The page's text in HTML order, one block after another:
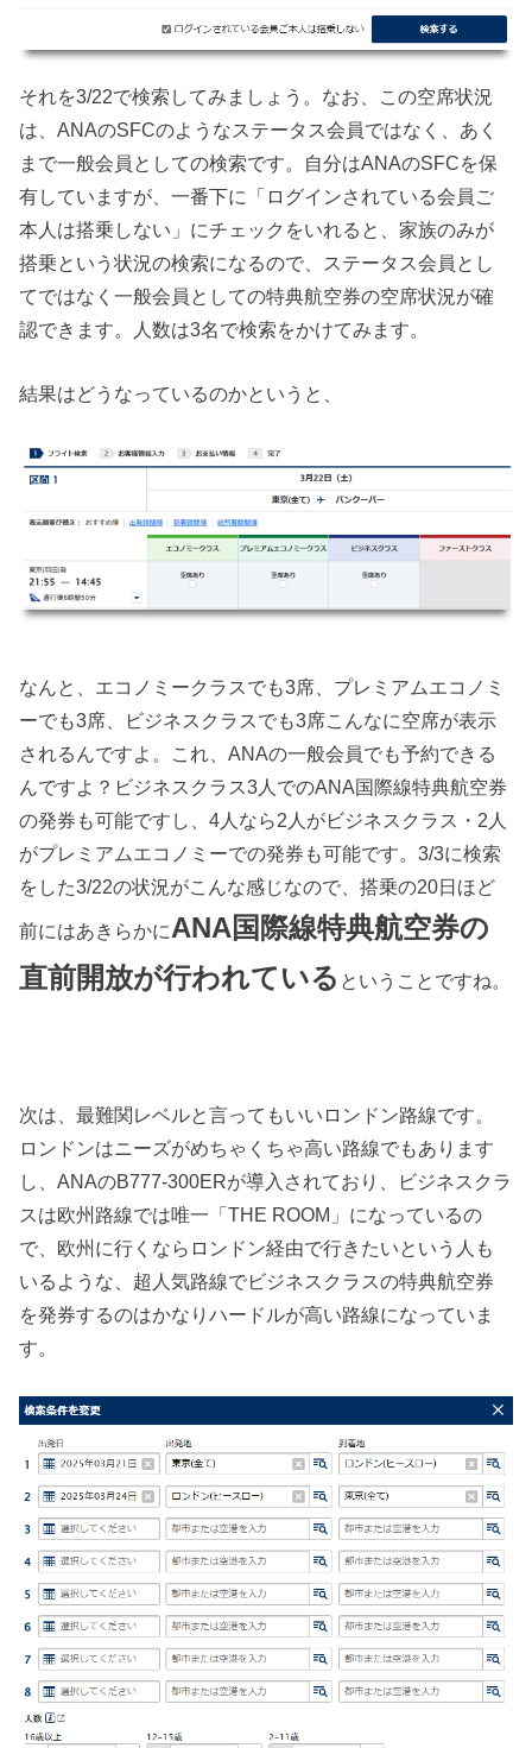
それを3/22で検索してみましょう。なお、この空席状況
は、ANAのSFCのようなステータス会員ではなく、あく
まで一般会員としての検索です。自分はANAのSFCを保
有していますが、一番下に「ログインされている会員ご
本人は搭乗しない」にチェックをいれると、家族のみが
搭乗という状況の検索になるので、ステータス会員とし
てではなく一般会員としての特典航空券の空席状況が確
認できます。人数は3名で検索をかけてみます。
結果はどうなっているのかというと、
なんと、エコノミークラスでも3席、プレミアムエコノミ
ーでも3席、ビジネスクラスでも3席こんなに空席が表示
されるんですよ。これ、ANAの一般会員でも予約できる
んですよ？ビジネスクラス3人でのANA国際線特典航空券
の発券も可能ですし、4人なら2人がビジネスクラス・2人
がプレミアムエコノミーでの発券も可能です。3/3に検索
をした3/22の状況がこんな感じなので、搭乗の20日ほど
前にはあきらかにANA国際線特典航空券の
直前開放が行われている ということですね。
次は、最難関レベルと言ってもいいロンドン路線です。
ロンドンはニーズがめちゃくちゃ高い路線でもあります
し、ANAのB777-300ERが導入されており、ビジネスクラ
スは欧州路線では唯一「THE ROOM」になっているの
で、欧州に行くならロンドン経由で行きたいという人も
いるような、超人気路線でビジネスクラスの特典航空券
を発券するのはかなりハードルが高い路線になっていま
す。